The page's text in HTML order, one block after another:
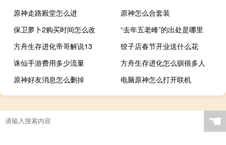
原神走路殿堂怎么进
原神怎么合套装
保卫萝卜2购买时间怎么改
“去年五老峰”的出处是哪里
方舟生存进化帝哥解说13
饺子店春节开业送什么花
诛仙手游费用多少流量
方舟生存进化怎么驯很多人
原神好友消息怎么删掉
电脑原神怎么打开联机
☚